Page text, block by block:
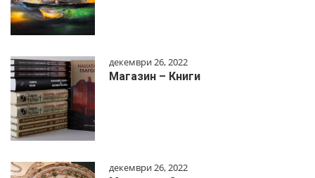
декември 26, 2022
Магазин – Книги
декември 26, 2022